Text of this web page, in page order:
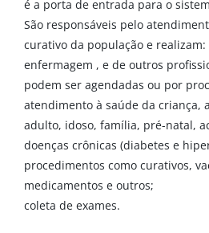
é a porta de entrada para o
São responsáveis pelo
curativo da população e
enfermagem , e de outros
podem ser agendadas ou por
atendimento à saúde da criança,
adulto, idoso, família, pré-natal,
doenças crônicas (diabetes e
procedimentos como curativos,
medicamentos e outros;
coleta de exames.